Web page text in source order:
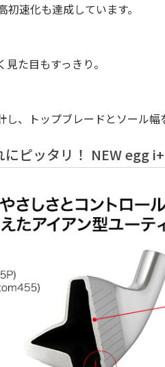
速化も達成しています。
た目もすっきり。
、トップブレードとソール幅
ピッタリ！ NEW egg i+